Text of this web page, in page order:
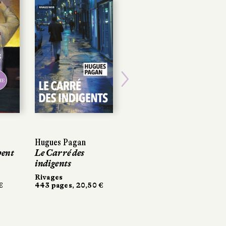
Hugues Pagan
Le Carré des
indigents
Rivages
443 pages, 20,50 €